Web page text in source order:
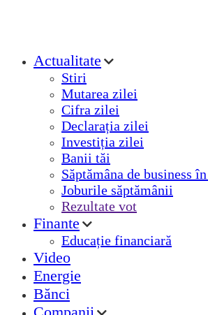
Actualitate
Stiri
Mutarea zilei
Cifra zilei
Declarația zilei
Investiția zilei
Banii tăi
Săptămâna de business
Joburile săptămânii
Rezultate vot
Finante
Educație financiară
Video
Energie
Bănci